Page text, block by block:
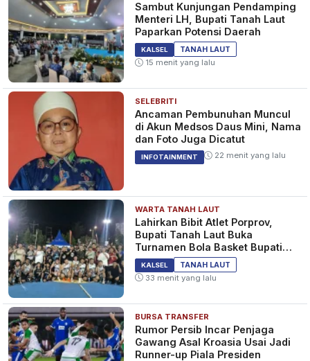
Sambut Kunjungan Pendamping
Menteri LH, Bupati Tanah Laut
Paparkan Potensi Daerah
KALSEL
TANAH LAUT
15 menit yang lalu
SELEBRITI
Ancaman Pembunuhan Muncul
di Akun Medsos Daus Mini, Nama
dan Foto Juga Dicatut
INFOTAINMENT 22 menit yang lalu
WARTA TANAH LAUT
Lahirkan Bibit Atlet Porprov,
Bupati Tanah Laut Buka
Turnamen Bola Basket Bupati
Cup 2026
KALSEL
TANAH LAUT
33 menit yang lalu
BURSA TRANSFER
Rumor Persib Incar Penjaga
Gawang Asal Kroasia Usai Jadi
Runner-up Piala Presiden